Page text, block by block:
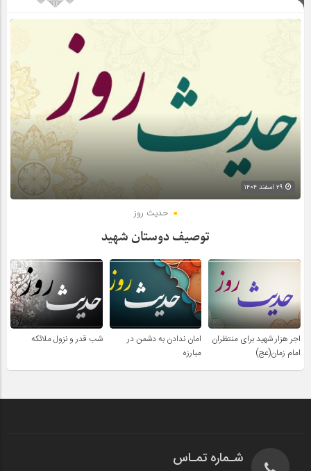
حدیث روز
توصیف دوستان شهید
اجر هزار شهید برای منتظران
امام زمان(عج)
امان ندادن به دشمن در
مبارزه
شب قدر و نزول ملائکه
شـماره تمـاس